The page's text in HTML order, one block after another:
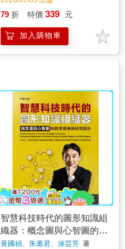
79 折 特價 339 元
加入購物車
智慧科技時代的圖形知識組
織器：概念圖與心智圖的教
育應用與研究設計
黃國禎、朱蕙君、涂芸芳 著